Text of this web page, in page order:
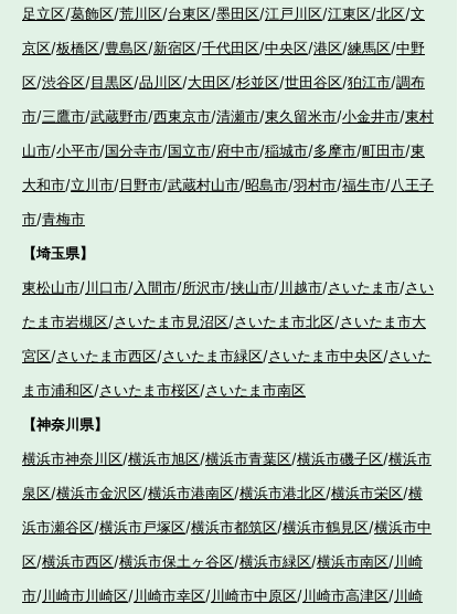
足立区/葛飾区/荒川区/台東区/墨田区/江戸川区/江東区/北区/文
京区/板橋区/豊島区/新宿区/千代田区/中央区/港区/練馬区/中野
区/渋谷区/目黒区/品川区/大田区/杉並区/世田谷区/狛江市/調布
市/三鷹市/武蔵野市/西東京市/清瀬市/東久留米市/小金井市/東村
山市/小平市/国分寺市/国立市/府中市/稲城市/多摩市/町田市/東
大和市/立川市/日野市/武蔵村山市/昭島市/羽村市/福生市/八王子
市/青梅市
【埼玉県】
東松山市/川口市/入間市/所沢市/挟山市/川越市/さいたま市/さい
たま市岩槻区/さいたま市見沼区/さいたま市北区/さいたま市大
宮区/さいたま市西区/さいたま市緑区/さいたま市中央区/さいた
ま市浦和区/さいたま市桜区/さいたま市南区
【神奈川県】
横浜市神奈川区/横浜市旭区/横浜市青葉区/横浜市磯子区/横浜市
泉区/横浜市金沢区/横浜市港南区/横浜市港北区/横浜市栄区/横
浜市瀬谷区/横浜市戸塚区/横浜市都筑区/横浜市鶴見区/横浜市中
区/横浜市西区/横浜市保土ヶ谷区/横浜市緑区/横浜市南区/川崎
市/川崎市川崎区/川崎市幸区/川崎市中原区/川崎市高津区/川崎